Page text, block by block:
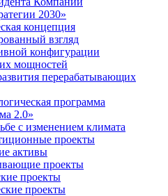
2030»
концепция
взгляд
конфигурации
мощностей
перерабатывающих
программа
2.0»
с изменением климата
проекты
активы
проекты
проекты
проекты